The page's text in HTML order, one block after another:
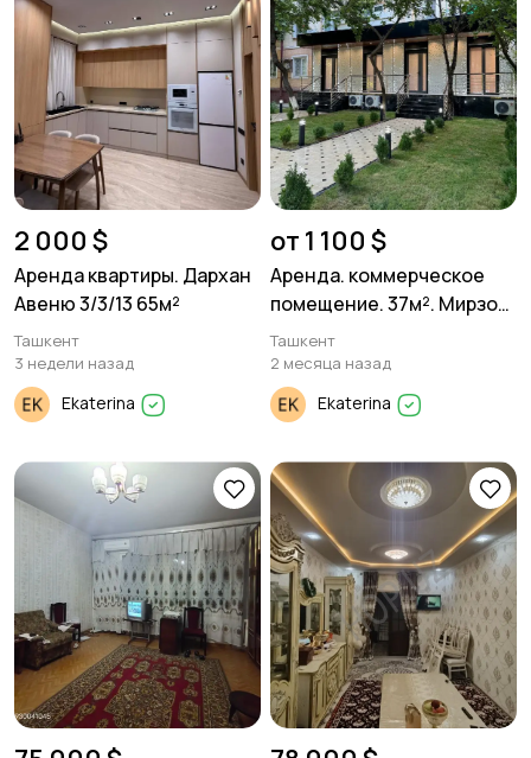
2 000 $
Аренда квартиры. Дархан
Авеню 3/3/13 65м²
Ташкент
3 недели назад
Ekaterina
от 1 100 $
Аренда. коммерческое
помещение. 37м². Мирзо
Улугбекский р-он. Академ
Городок.
Ташкент
2 месяца назад
Ekaterina